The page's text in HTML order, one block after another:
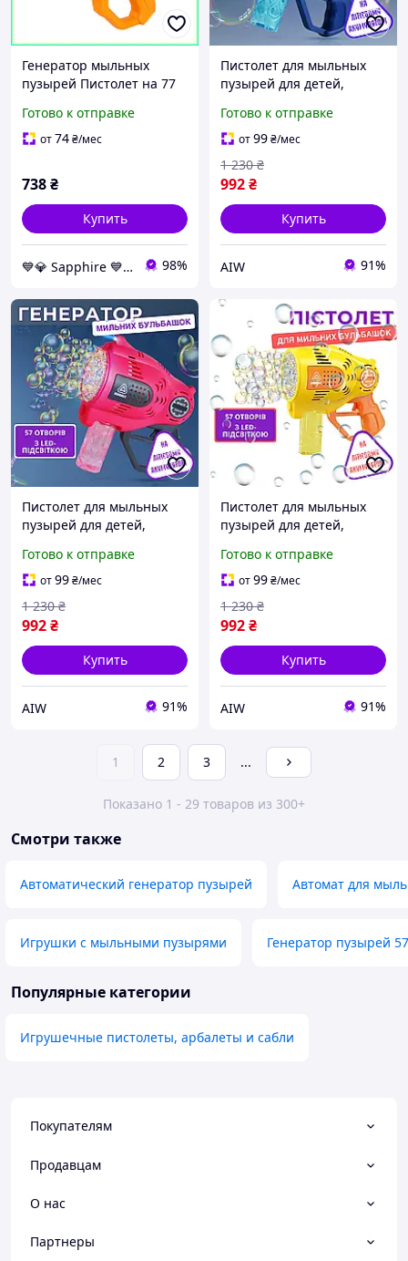
Генератор мыльных
пузырей Пистолет на 77
подсветкой на
аккумуляторе и USB
Готово к отправке
от74₴/мес
738₴
Купить
💙💎 Sapphire 💙💎 98%
Пистолет для мыльных
пузырей для детей,
отверстий с подсветкой,
на аккумуляторе, синий
Готово к отправке
от99₴/мес
992₴
1 230 ₴
Купить
AIW 91%
Пистолет для мыльных
пузырей для детей,
пузырей с подсветкой на
аккумуляторе, розовый
Готово к отправке
от99₴/мес
992₴
1 230 ₴
Купить
AIW 91%
Пистолет для мыльных
пузырей для детей,
пузырей с подсветкой, на
аккумуляторе, жёлтый
Готово к отправке
от99₴/мес
992₴
1 230 ₴
Купить
AIW 91%
1 2 3 ...
Показано 1 - 29 товаров из 300+
Смотри также
Автоматический генератор пузырей Автомат для
Игрушки с мыльными пузырями Генератор пузырей
Популярные категории
Игрушечные пистолеты, арбалеты и сабли
Покупателям
Продавцам
О нас
Партнеры